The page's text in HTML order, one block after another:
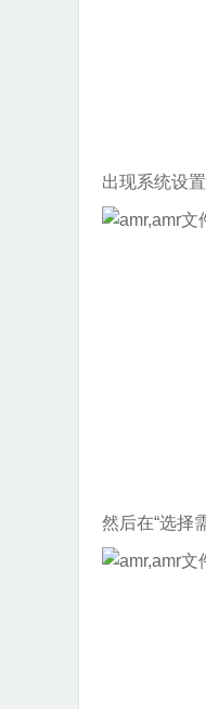
出现系统设
然后在“选择